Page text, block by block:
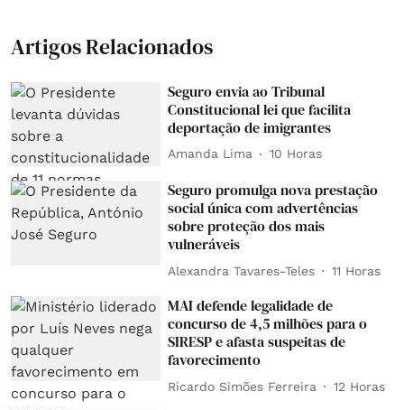
Artigos Relacionados
Seguro envia ao Tribunal
Constitucional lei que facilita
deportação de imigrantes
Amanda Lima 10 Horas
Seguro promulga nova prestação
social única com advertências
sobre proteção dos mais
vulneráveis
Alexandra Tavares-Teles 11 Horas
MAI defende legalidade de
concurso de 4,5 milhões para o
SIRESP e afasta suspeitas de
favorecimento
Ricardo Simões Ferreira 12 Horas